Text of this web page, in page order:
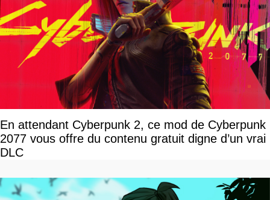
En attendant Cyberpunk 2, ce mod de Cyberpunk
2077 vous offre du contenu gratuit digne d’un vrai
DLC